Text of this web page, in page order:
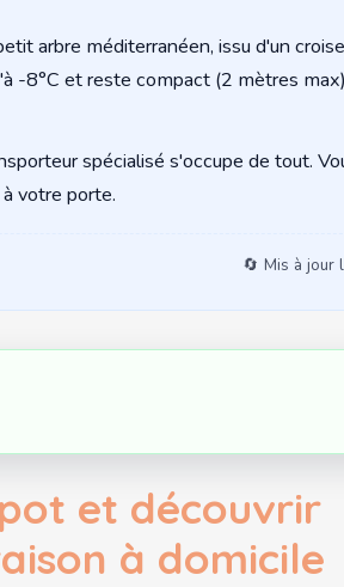
arbre méditerranéen, issu d'un
-8°C et reste compact (2 mètres
spécialisé s'occupe de tout.
votre porte.
🔄 Mis à jour
et découvrir
à domicile